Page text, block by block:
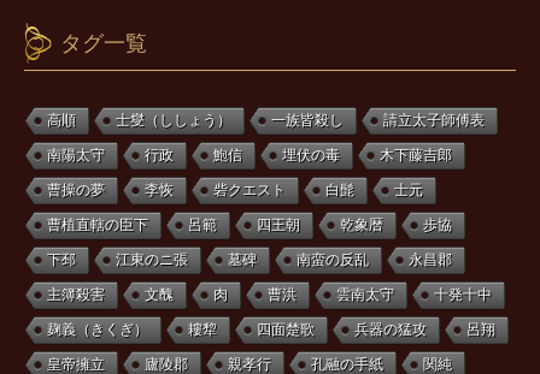
タグ一覧
高順 士燮（ししょう） 一族皆殺し 請立太子師傅表
南陽太守 行政 鮑信 埋伏の毒 木下藤吉郎
曹操の夢 李恢 砦クエスト 白髭 士元
曹植直轄の臣下 呂範 四王朝 乾象暦 歩協
下邳 江東のニ張 墓碑 南蛮の反乱 永昌郡
主簿殺害 文醜 肉 曹洪 雲南太守 十発十中
麹義（きくぎ） 耬犂 四面楚歌 兵器の猛攻 呂翔
皇帝擁立 廬陵郡 親孝行 孔融の手紙 関純